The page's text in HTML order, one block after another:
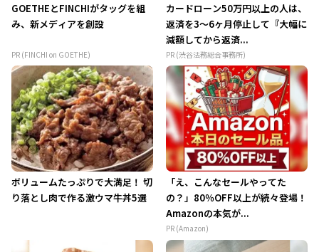
GOETHEとFINCHIがタッグを組
み、新メディアを創設
PR (FINCHI on GOETHE)
カードローン50万円以上の人は、
返済を3～6ヶ月停止して『大幅に
減額してから返済...
PR (渋谷法務総合事務所)
ボリュームたっぷりで大満足！ 切
り落とし肉で作る激ウマ牛丼5選
「え、こんなセールやってた
の？」80％OFF以上が続々登場！
Amazonの本気が...
PR (Amazon)